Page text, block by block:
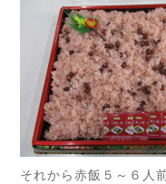
それから赤飯５～６人